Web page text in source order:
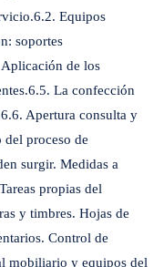
Equipos
soportes
de los
La confección
Apertura consulta y
proceso de
surgir. Medidas a
propias del
y timbres. Hojas de
Control de
mobiliario y equipos del